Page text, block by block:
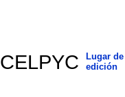
CELPYC
Lugar de
edición